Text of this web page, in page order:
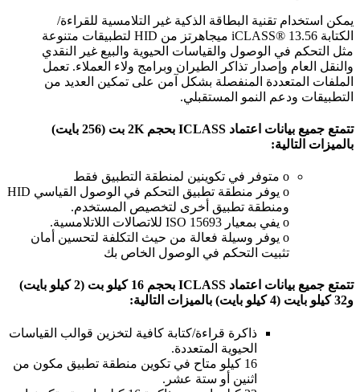
يمكن استخدام تقنية البطاقة الذكية غير التلامسية للقراءة/
الكتابة iCLASS® 13.56 ميجاهرتز من HID لتطبيقات متنوعة
مثل التحكم في الوصول والقياسات الحيوية والبيع غير النقدي
والنقل العام وإصدار تذاكر الطيران وبرامج ولاء العملاء. تعمل
الملفات المتعددة المنفصلة بشكل آمن على تمكين العديد من
التطبيقات ودعم النمو المستقبلي.
تتمتع جميع بيانات اعتماد ICLASS بحجم 2K بت (256 بايت)
بالميزات التالية:
o متوفر في تكوينين لمنطقة التطبيق فقط
o يوفر منطقة تطبيق التحكم في الوصول القياسي HID
ومنطقة تطبيق أخرى لتخصيص المستخدم.
o يفي بمعيار ISO 15693 للاتصالات اللاتلامسية.
o يوفر وسيلة فعالة من حيث التكلفة لتحسين أمان
تثبيت التحكم في الوصول الخاص بك
تتمتع جميع بيانات اعتماد ICLASS بحجم 16 كيلو بت (2 كيلو بايت)
و32 كيلو بايت (4 كيلو بايت) بالميزات التالية:
ذاكرة قراءة/كتابة كافية لتخزين قوالب القياسات
الحيوية المتعددة.
16 كيلو متاح في تكوين منطقة تطبيق مكون من
اثنين أو ستة عشر.